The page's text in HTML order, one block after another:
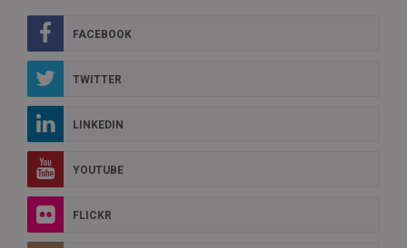
FACEBOOK
TWITTER
LINKEDIN
YOUTUBE
FLICKR